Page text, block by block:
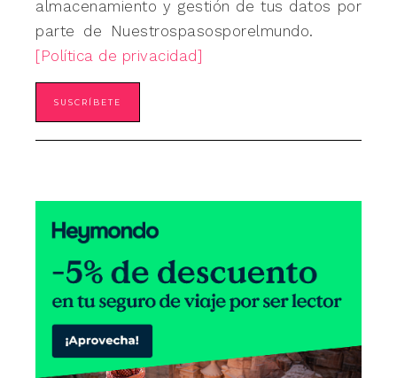
almacenamiento y gestión de tus datos por
parte de Nuestrospasosporelmundo.
[Política de privacidad]